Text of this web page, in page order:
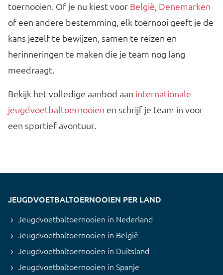
toernooien. Of je nu kiest voor België, Denemarken
of een andere bestemming, elk toernooi geeft je de
kans jezelf te bewijzen, samen te reizen en
herinneringen te maken die je team nog lang
meedraagt.
Bekijk het volledige aanbod aan internationale
jeugdvoetbaltoernooien en schrijf je team in voor
een sportief avontuur.
JEUGDVOETBALTOERNOOIEN PER LAND
Jeugdvoetbaltoernooien in Nederland
Jeugdvoetbaltoernooien in België
Jeugdvoetbaltoernooien in Duitsland
Jeugdvoetbaltoernooien in Spanje